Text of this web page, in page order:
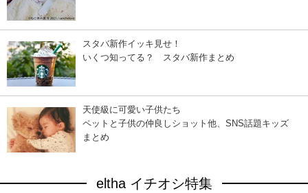
スタバ新作イッキ見せ！
いくつ知ってる？ スタバ新作まとめ
天使級に可愛い子供たち
ペットと子供の仲良しショット他、SNS話題キッズ
まとめ
eltha イチオシ特集